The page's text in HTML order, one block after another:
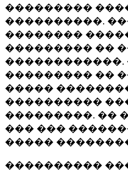
���������
����������.
��������
��������� ��
��������� ��
�����
����������
���������. ��
��� ���
�����
����������